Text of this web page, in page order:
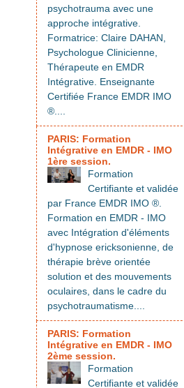
psychotrauma avec une
approche intégrative.
Formatrice: Claire DAHAN,
Psychologue Clinicienne,
Thérapeute en EMDR
Intégrative. Enseignante
Certifiée France EMDR IMO
®....
PARIS: Formation
Intégrative en EMDR - IMO
1ère session.
Formation
Certifiante et validée
par France EMDR IMO ®.
Formation en EMDR - IMO
avec Intégration d'éléments
d'hypnose ericksonienne, de
thérapie brève orientée
solution et des mouvements
oculaires, dans le cadre du
psychotraumatisme....
PARIS: Formation
Intégrative en EMDR - IMO
2ème session.
Formation
Certifiante et validée